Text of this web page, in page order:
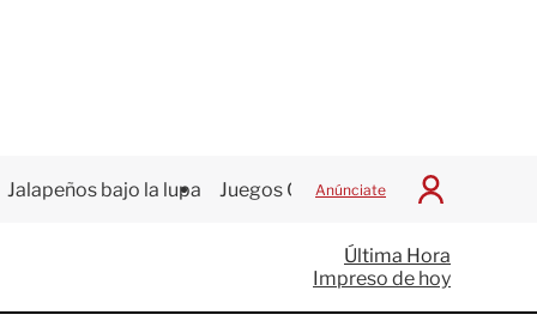
Jalapeños bajo la lupa Juegos Centroamericanos
Anúnciate
I
c
i
a
Última Hora
Impreso de hoy